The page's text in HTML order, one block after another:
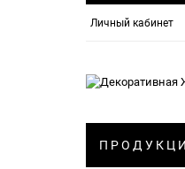
Личный кабинет